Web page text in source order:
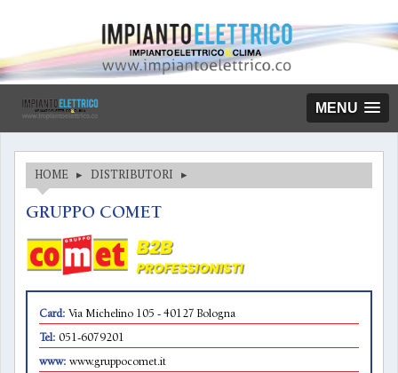
MENU
HOME ▸ DISTRIBUTORI ▸
GRUPPO COMET
Card: Via Michelino 105 - 40127 Bologna
Tel: 051-6079201
www: www.gruppocomet.it